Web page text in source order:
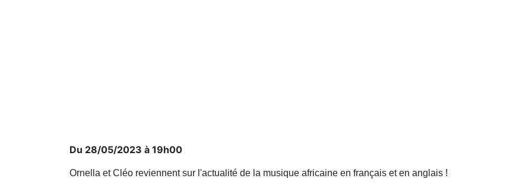
Du 28/05/2023 à 19h00
Ornella et Cléo reviennent sur l'actualité de la musique africaine en français et en anglais !